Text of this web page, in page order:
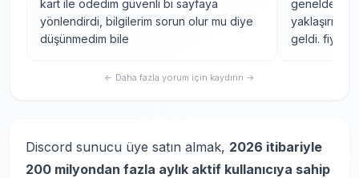
kart ile ödedim güvenli bi sayfaya
yönlendirdi, bilgilerim sorun olur mu diye
düşünmedim bile
genelde bu
yaklaşırım
geldi. fiyatı
← Daha fazla yorum için kaydırın →
Discord sunucu üye satın almak, 2026 itibariyle
200 milyondan fazla aylık aktif kullanıcıya sahip